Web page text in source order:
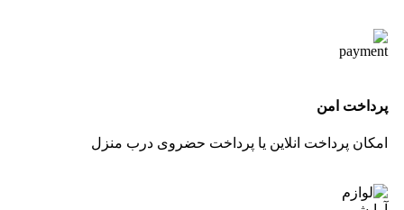
پرداخت امن
امکان پرداخت انلاین یا پرداخت حضروی درب منزل